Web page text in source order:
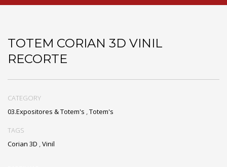
TOTEM CORIAN 3D VINIL
RECORTE
CATEGORY
03.Expositores & Totem's ,Totem's
TAGS
Corian 3D ,Vinil